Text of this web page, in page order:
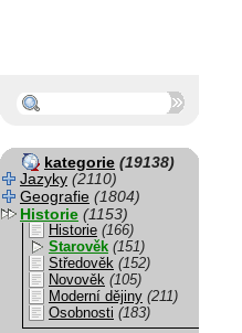
kategorie (19138)
Jazyky (2110)
Geografie (1804)
Historie (1153)
Historie (166)
Starověk (151)
Středověk (152)
Novověk (105)
Moderní dějiny (211)
Osobnosti (183)